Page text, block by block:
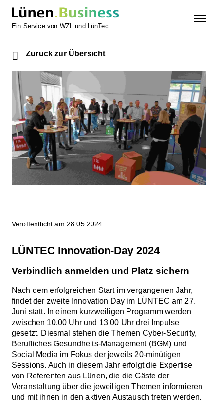
Ein Service von WZL und LünTec
Zurück zur Übersicht
Veröffentlicht am 28.05.2024
LÜNTEC Innovation-Day 2024
Verbindlich anmelden und Platz sichern
Nach dem erfolgreichen Start im vergangenen Jahr,
findet der zweite Innovation Day im LÜNTEC am 27.
Juni statt. In einem kurzweiligen Programm werden
zwischen 10.00 Uhr und 13.00 Uhr drei Impulse
gesetzt. Diesmal stehen die Themen Cyber-Security,
Berufliches Gesundheits-Management (BGM) und
Social Media im Fokus der jeweils 20-minütigen
Sessions. Auch in diesem Jahr erfolgt die Expertise
von Referenten aus Lünen, die die Gäste der
Veranstaltung über die jeweiligen Themen informieren
und mit ihnen in den aktiven Austausch treten werden.